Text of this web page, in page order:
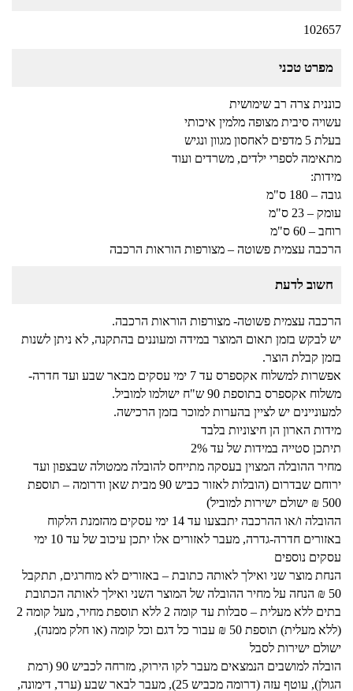
102657
מפרט טכני
כוננית צרה רב שימושית
עשויה סיבית מצופה מלמין איכותי
בעלת 5 מדפים לאחסון מגוון ונגיש
מתאימה לספרי ילדים, משרדים ועוד
מידות:
גובה – 180 ס"מ
עומק – 23 ס"מ
רוחב – 60 ס"מ
הרכבה עצמית פשוטה – מצורפות הוראות הרכבה
חשוב לדעת
הרכבה עצמית פשוטה- מצורפות הוראות הרכבה.
יש לבקש בזמן תאום המוצר במידה ומעוננים בהתקנה, לא ניתן לשנות
בזמן קבלת הוצר.
אפשרות למשלוח אקספרס עד 7 ימי עסקים מבאר שבע ועד חדרה-
משלוח אקספרס בתוספת 90 ש"ח ישולמו למוביל.
למעוניינים יש לציין בהערות למוכר בזמן הרכישה.
מידות הארון הן חיצוניות בלבד
תיתכן סטייה במידות של עד 2%
מחיר ההובלה המצוין בעסקה מתייחס להובלה ממטולה שבצפון ועד
ירוחם שבדרום (הובלות לאזור כביש 90 מבית שאן ודרומה – תוספת
500 ₪ ישולם ישירות למוביל)
ההובלה ו/או ההרכבה יתבצעו עד 14 ימי עסקים מהזמנת הלקוח
באזורים חדרה-גדרה, מעבר לאזורים אלו יתכן עיכוב של עד 10 ימי
עסקים נוספים
הנחת מוצר שני ואילך לאותה כתובת – באזורים לא מוחרגים, תתקבל
50 ₪ הנחה על מחיר ההובלה של המוצר השני ואילך לאותה הכתובת
בתים ללא מעלית – סבלות עד קומה 2 ללא תוספת מחיר, מעל קומה 2
(ללא מעלית) תוספת 50 ₪ עבור כל דגם וכל קומה (או חלק ממנה),
ישולם ישירות לסבל
הובלה למושבים הנמצאים מעבר לקו הירוק, מזרחה לכביש 90 (רמת
הגולן), עוטף עזה (דרומה מכביש 25), מעבר לבאר שבע (ערד, דימונה,